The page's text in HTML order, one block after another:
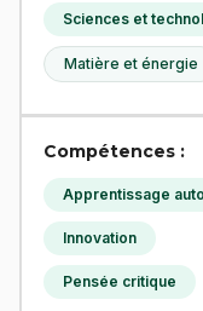
Sciences et
Matière et énergie
Compétences :
Apprentissage
Innovation
Pensée critique